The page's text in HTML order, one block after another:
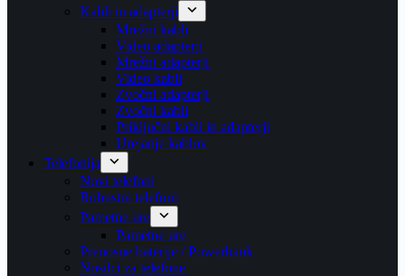
Kabli in adapterji
Mrežni kabli
Video adapterji
Mrežni adapterji
Video kabli
Zvočni adapterji
Zvočni kabli
Priključni kabli in adapterji
Urejanje kablov
Telefonija
Novi telefoni
Robustni telefoni
Pametne ure
Pametne ure
Prenosne baterije / Powerbank
Nosilci za telefone